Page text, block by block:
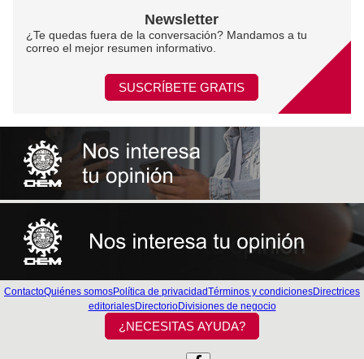
Newsletter
¿Te quedas fuera de la conversación? Mandamos a tu
correo el mejor resumen informativo.
SUSCRÍBETE GRATIS
ContactoQuiénes somosPolítica de privacidadTérminos y condicionesDirectrices
editorialesDirectorioDivisiones de negocio
¿NECESITAS AYUDA?